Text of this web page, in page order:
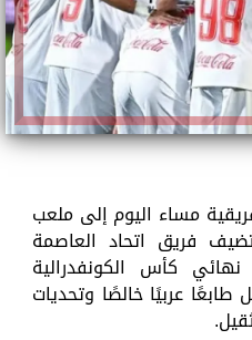
مساء اليوم إلى ملعب
فريق اتحاد العاصمة
كأس الكونفدرالية
عربيًا خالصًا وتحديات